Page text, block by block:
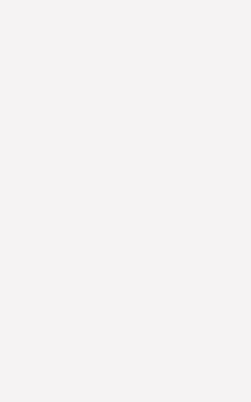
Laércia Dantas, que